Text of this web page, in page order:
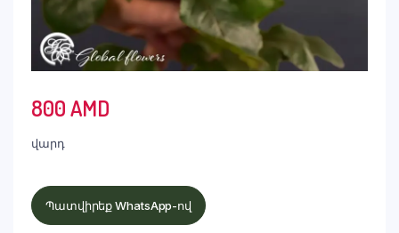
800AMD
վարդ
Պատվիրեք WhatsApp-ով